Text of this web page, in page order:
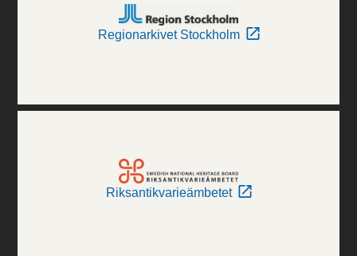
Regionarkivet Stockholm
Riksantikvarieämbetet